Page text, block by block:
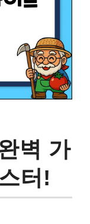
벽 가
터!